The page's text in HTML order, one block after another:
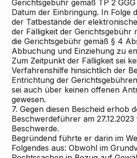
Gerichtsgebühr gemäß TP 2
Datum der Einbringung. In Folge
der Tatbestände der
der Fälligkeit der Gerichtsgebühr
die Gerichtsgebühr gemäß § 4
Abbuchung und Einziehung zu
Zum Zeitpunkt der Fälligkeit sei
Verfahrenshilfe hinsichtlich der
Entrichtung der
sei auch über keinen offenen
gewesen.
7. Gegen diesen Bescheid erhob
Beschwerdeführer am
Beschwerde.
Begründend führte er darin im
Folgendes aus: Obwohl im